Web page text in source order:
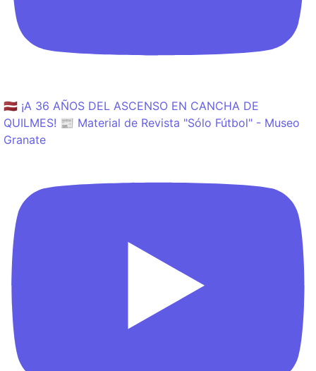
🇱🇻 ¡A 36 AÑOS DEL ASCENSO EN CANCHA DE
QUILMES! 📰 Material de Revista "Sólo Fútbol" - Museo
Granate